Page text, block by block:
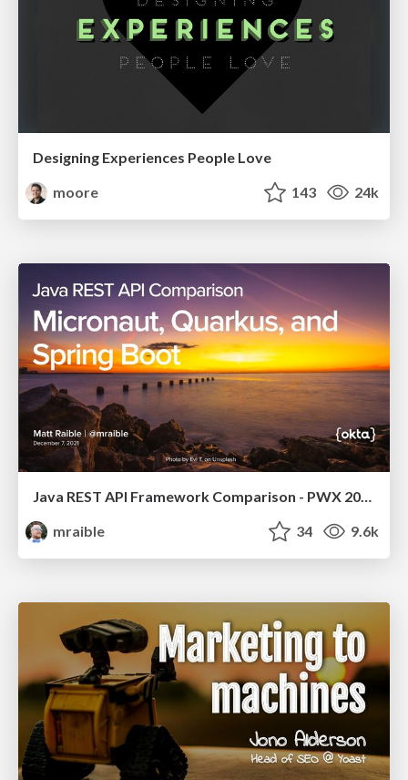
Designing Experiences People Love
moore
143 24k
Java REST API Framework Comparison - PWX 2021
mraible
34 9.6k